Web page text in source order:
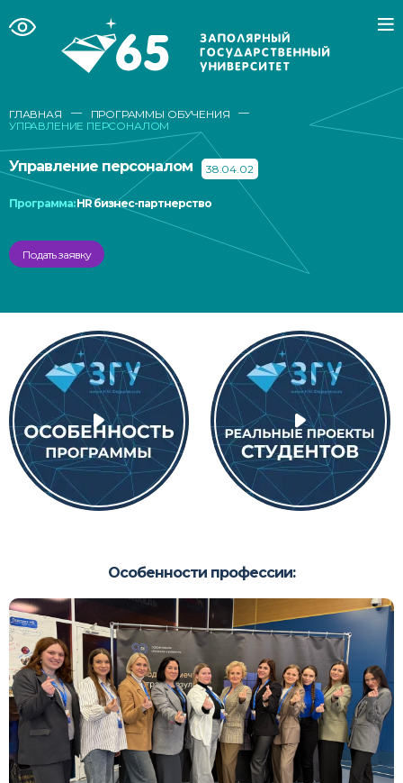
ГЛАВНАЯ — ПРОГРАММЫ ОБУЧЕНИЯ
—
УПРАВЛЕНИЕ ПЕРСОНАЛОМ
Управление персоналом 38.04.02
Программа:HR бизнес-партнерство
Подать заявку
Особенности профессии: